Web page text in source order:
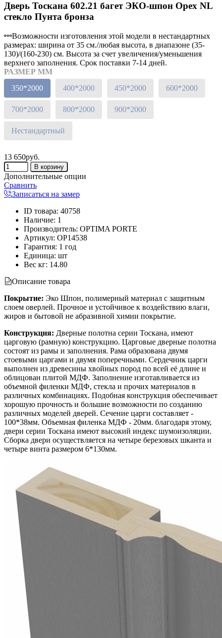
Дверь Тоскана 602.21 багет ЭКО-шпон Орех NL
стекло Пунта бронза
Возможности изготовления этой модели в нестандартных
размерах: ширина от 35 см./любая высота, в диапазоне (35-
130)/(160-230) см. Высота за счет увеличения/уменьшения
верхнего заполнения. Срок поставки 7-14 дней.
РАЗМЕР ММ
350*2000
400*2000 450*2000 600*2000
700*2000 800*2000 900*2000
Нестандартный
13 650руб.
Дополнительные опции
Сравнить
Записаться на замер
ID товара: 40758
Наличие: 1
Производитель: OPTIMA PORTE
Артикул: OP14538
Гарантия: 1 год
Единица: шт
Вес кг: 14.80
Описание товара
Покрытие: Эко Шпон, полимерный материал с защитным
слоем оверлей. Прочное и устойчивое к воздействию влаги,
жиров и бытовой не абразивной химии покрытие.
Конструкция: Дверные полотна серии Тоскана, имеют
царговую (рамную) конструкцию. Царговые дверные полотна
состоят из рамы и заполнения. Рама образована двумя
стоевыми царгами и двумя поперечными. Сердечник царги
выполнен из древесины хвойных пород по всей её длине и
облицован плитой МДФ. Заполнение изготавливается из
объемной филенки МДФ, стекла и прочих материалов в
различных комбинациях. Подобная конструкция обеспечивает
хорошую прочность и большие возможности по созданию
различных моделей дверей. Сечение царги составляет -
100*38мм. Объемная филенка МДФ - 20мм. благодаря этому,
двери серии Тоскана имеют высокий индекс шумоизоляции.
Сборка двери осуществляется на четыре березовых шканта и
четыре винта размером 6*130мм.